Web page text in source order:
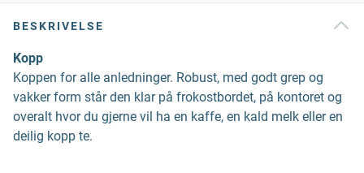
BESKRIVELSE
Kopp
Koppen for alle anledninger. Robust, med godt grep og
vakker form står den klar på frokostbordet, på kontoret og
overalt hvor du gjerne vil ha en kaffe, en kald melk eller en
deilig kopp te.